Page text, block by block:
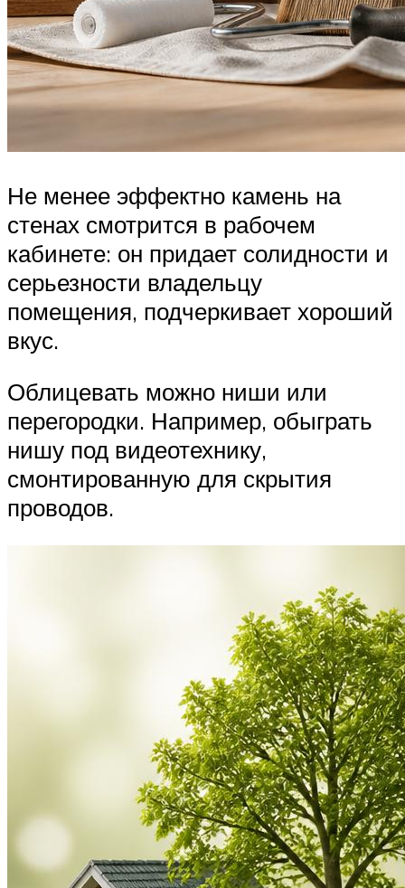
Не менее эффектно камень на
стенах смотрится в рабочем
кабинете: он придает солидности и
серьезности владельцу
помещения, подчеркивает хороший
вкус.
Облицевать можно ниши или
перегородки. Например, обыграть
нишу под видеотехнику,
смонтированную для скрытия
проводов.